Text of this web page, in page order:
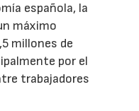
española, la
máximo
millones de
por el
trabajadores